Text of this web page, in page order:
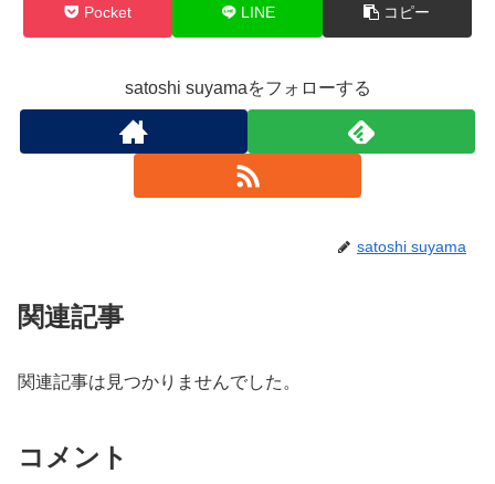
Pocket LINE コピー
satoshi suyamaをフォローする
satoshi suyama
関連記事
関連記事は見つかりませんでした。
コメント